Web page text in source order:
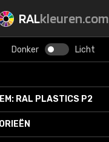
RALkleuren.com
Donker Licht
RAL PLASTICS P2